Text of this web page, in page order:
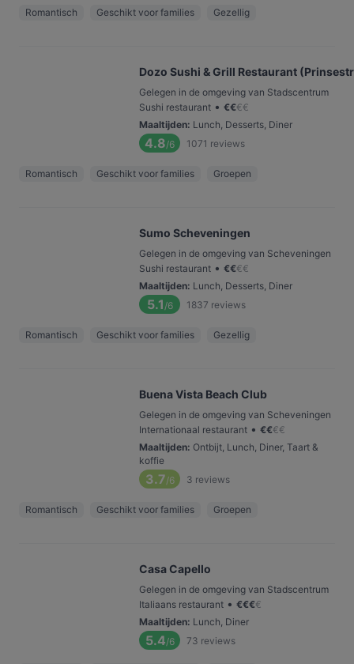
Romantisch Geschikt voor families Gezellig
Dozo Sushi & Grill Restaurant
Gelegen in de omgeving van Stadscentrum
Sushi restaurant • €€€€
Maaltijden: Lunch, Desserts, Diner
4.8/6 1071 reviews
Romantisch Geschikt voor families Groepen
Sumo Scheveningen
Gelegen in de omgeving van Scheveningen
Sushi restaurant • €€€€
Maaltijden: Lunch, Desserts, Diner
5.1 /6 1837 reviews
Romantisch Geschikt voor families Gezellig
Buena Vista Beach Club
Gelegen in de omgeving van Scheveningen
Internationaal restaurant • €€€€
Maaltijden: Ontbijt, Lunch, Diner, Taart &
koffie
3.7/6 3 reviews
Romantisch Geschikt voor families Groepen
Casa Capello
Gelegen in de omgeving van Stadscentrum
Italiaans restaurant • €€€€
Maaltijden: Lunch, Diner
5.4/6 73 reviews